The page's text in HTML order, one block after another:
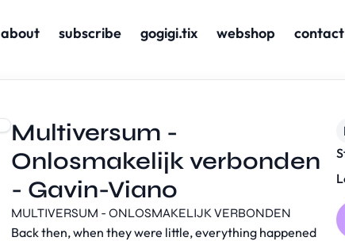
about subscribe gogigi.tix webshop contact
Multiversum -
Onlosmakelijk verbonden
- Gavin-Viano
MULTIVERSUM - ONLOSMAKELIJK VERBONDEN
Back then, when they were little, everything happened